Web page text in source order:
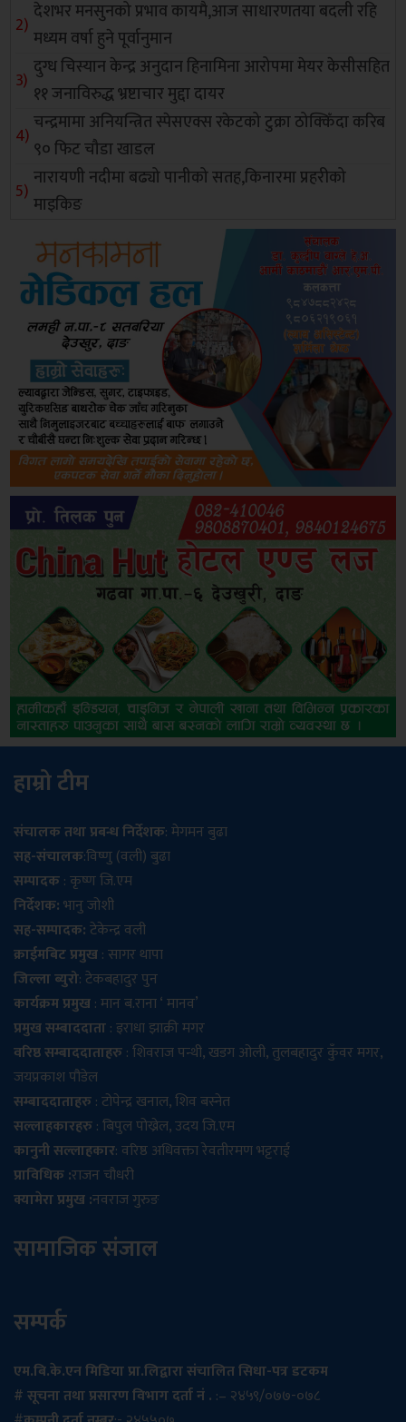
देशभर मनसुनको प्रभाव कायमै,आज साधारणतया बदली रहि
मध्यम वर्षा हुने पूर्वानुमान
दुग्ध चिस्यान केन्द्र अनुदान हिनामिना आरोपमा मेयर केसीसहित
११ जनाविरुद्ध भ्रष्टाचार मुद्दा दायर
चन्द्रमामा अनियन्त्रित स्पेसएक्स रकेटको टुक्रा ठोक्किँदा करिब
९० फिट चौडा खाडल
नारायणी नदीमा बढ्यो पानीको सतह,किनारमा प्रहरीको
माइकिङ
हाम्रो टीम
संचालक तथा प्रबन्ध निर्देशक: मेगमन बुढा
सह-संचालक:विष्णु (वली) बुढा
सम्पादक: कृष्ण जि.एम
निर्देशक:भानु जोशी
सह-सम्पादक:टेकेन्द्र वली
क्राईमबिट प्रमुख: सागर थापा
जिल्ला ब्युरो: टेकबहादुर पुन
कार्यक्रम प्रमुख: मान ब.राना ‘ मानव’
प्रमुख सम्बाददाता: इराधा झाक्री मगर
वरिष्ठ सम्बाददाताहरु: शिवराज पन्थी, खडग ओली, तुलबहादुर कुँवर मगर,
जयप्रकाश पौडेल
सम्बाददाताहरु: टोपेन्द्र खनाल, शिव बस्नेत
सल्लाहकारहरु: बिपुल पोख्रेल, उदय जि.एम
कानुनी सल्लाहकार: वरिष्ठ अधिवक्ता रेवतीरमण भट्टराई
प्राविधिक :राजन चौधरी
क्यामेरा प्रमुख :नवराज गुरुङ
सामाजिक संजाल
सम्पर्क
एम.बि.के.एन मिडिया प्रा.लिद्वारा संचालित सिधा-पत्र डटकम
# सूचना तथा प्रसारण विभाग दर्ता नं . :– २४५९/०७७-०७८